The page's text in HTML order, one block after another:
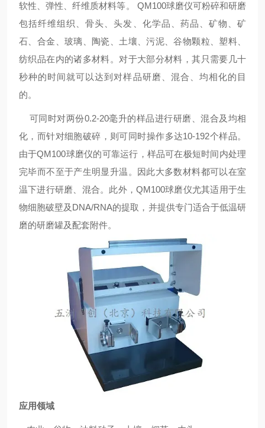
软性、弹性、纤维质材料等。 QM100球磨仪可粉碎和研磨
包括纤维组织、骨头、头发、化学品、药品、矿物、矿
石、合金、玻璃、陶瓷、土壤、污泥、谷物颗粒、塑料、
纺织品在内的诸多材料。对于大部分材料，其只需要几十
秒种的时间就可以达到对样品研磨、混合、均相化的目
的。
可同时对两份0.2-20毫升的样品进行研磨、混合及均相
化，而针对细胞破碎，则可同时操作多达10-192个样品。
由于QM100球磨仪的可靠运行，样品可在极短时间内处理
完毕而不至于产生明显升温。因此大多数材料都可以在室
温下进行研磨、混合。此外，QM100球磨仪尤其适用于生
物细胞破壁及DNA/RNA的提取，并提供专门适合于低温研
磨的研磨罐及配套附件。
应用领域